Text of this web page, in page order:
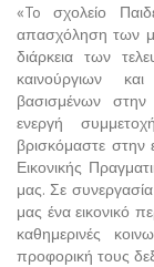
«To σχολείο
απασχόληση των
διάρκεια των
καινούργιων
βασισμένων στην
ενεργή
βρισκόμαστε
Εικονικής
μας. Σε
μας ένα εικονικό
καθημερινές
προφορική τους